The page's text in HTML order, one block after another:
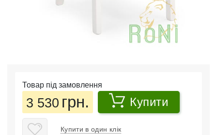
Товар під замовлення
3 530 грн. Купити
Купити в один клік